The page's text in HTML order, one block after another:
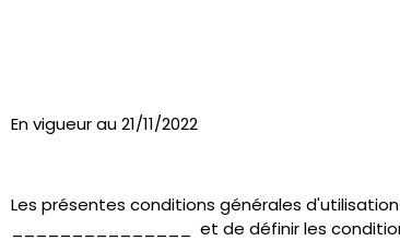
En vigueur au 21/11/2022
Les présentes conditions générales
_______________ et de définir les